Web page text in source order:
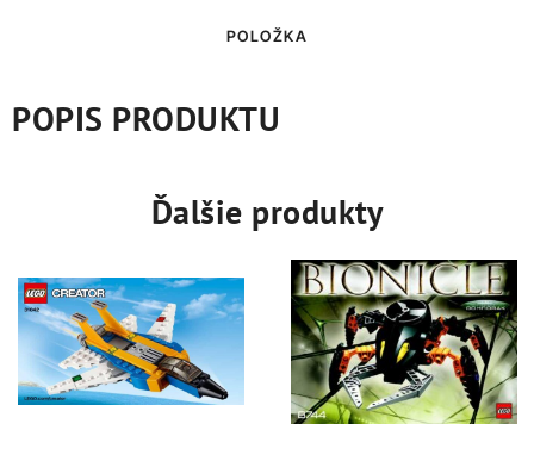
POLOŽKA
POPIS PRODUKTU
Ďalšie produkty